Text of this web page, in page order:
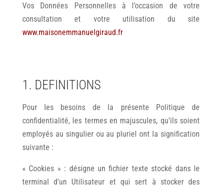
Vos Données Personnelles à l’occasion de votre
consultation et votre utilisation du site
www.maisonemmanuelgiraud.fr
1. DEFINITIONS
Pour les besoins de la présente Politique de
confidentialité, les termes en majuscules, qu’ils soient
employés au singulier ou au pluriel ont la signification
suivante :
« Cookies » : désigne un fichier texte stocké dans le
terminal d’un Utilisateur et qui sert à stocker des